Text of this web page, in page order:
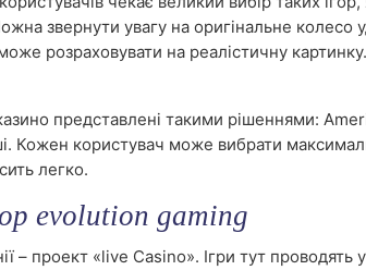
звернути увагу на оригінальне колесо
розраховувати на реалістичну
казино представлені такими рішеннями:
Кожен користувач може вибрати
легко.
evolution gaming
– проект «live Casino». Ігри тут